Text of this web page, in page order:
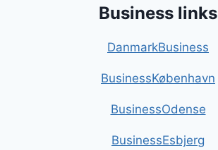
Business links
DanmarkBusiness
BusinessKøbenhavn
BusinessOdense
BusinessEsbjerg